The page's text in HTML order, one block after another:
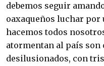
debemos seguir
oaxaqueños luchar por
hacemos todos
atormentan al país son
desilusionados, con